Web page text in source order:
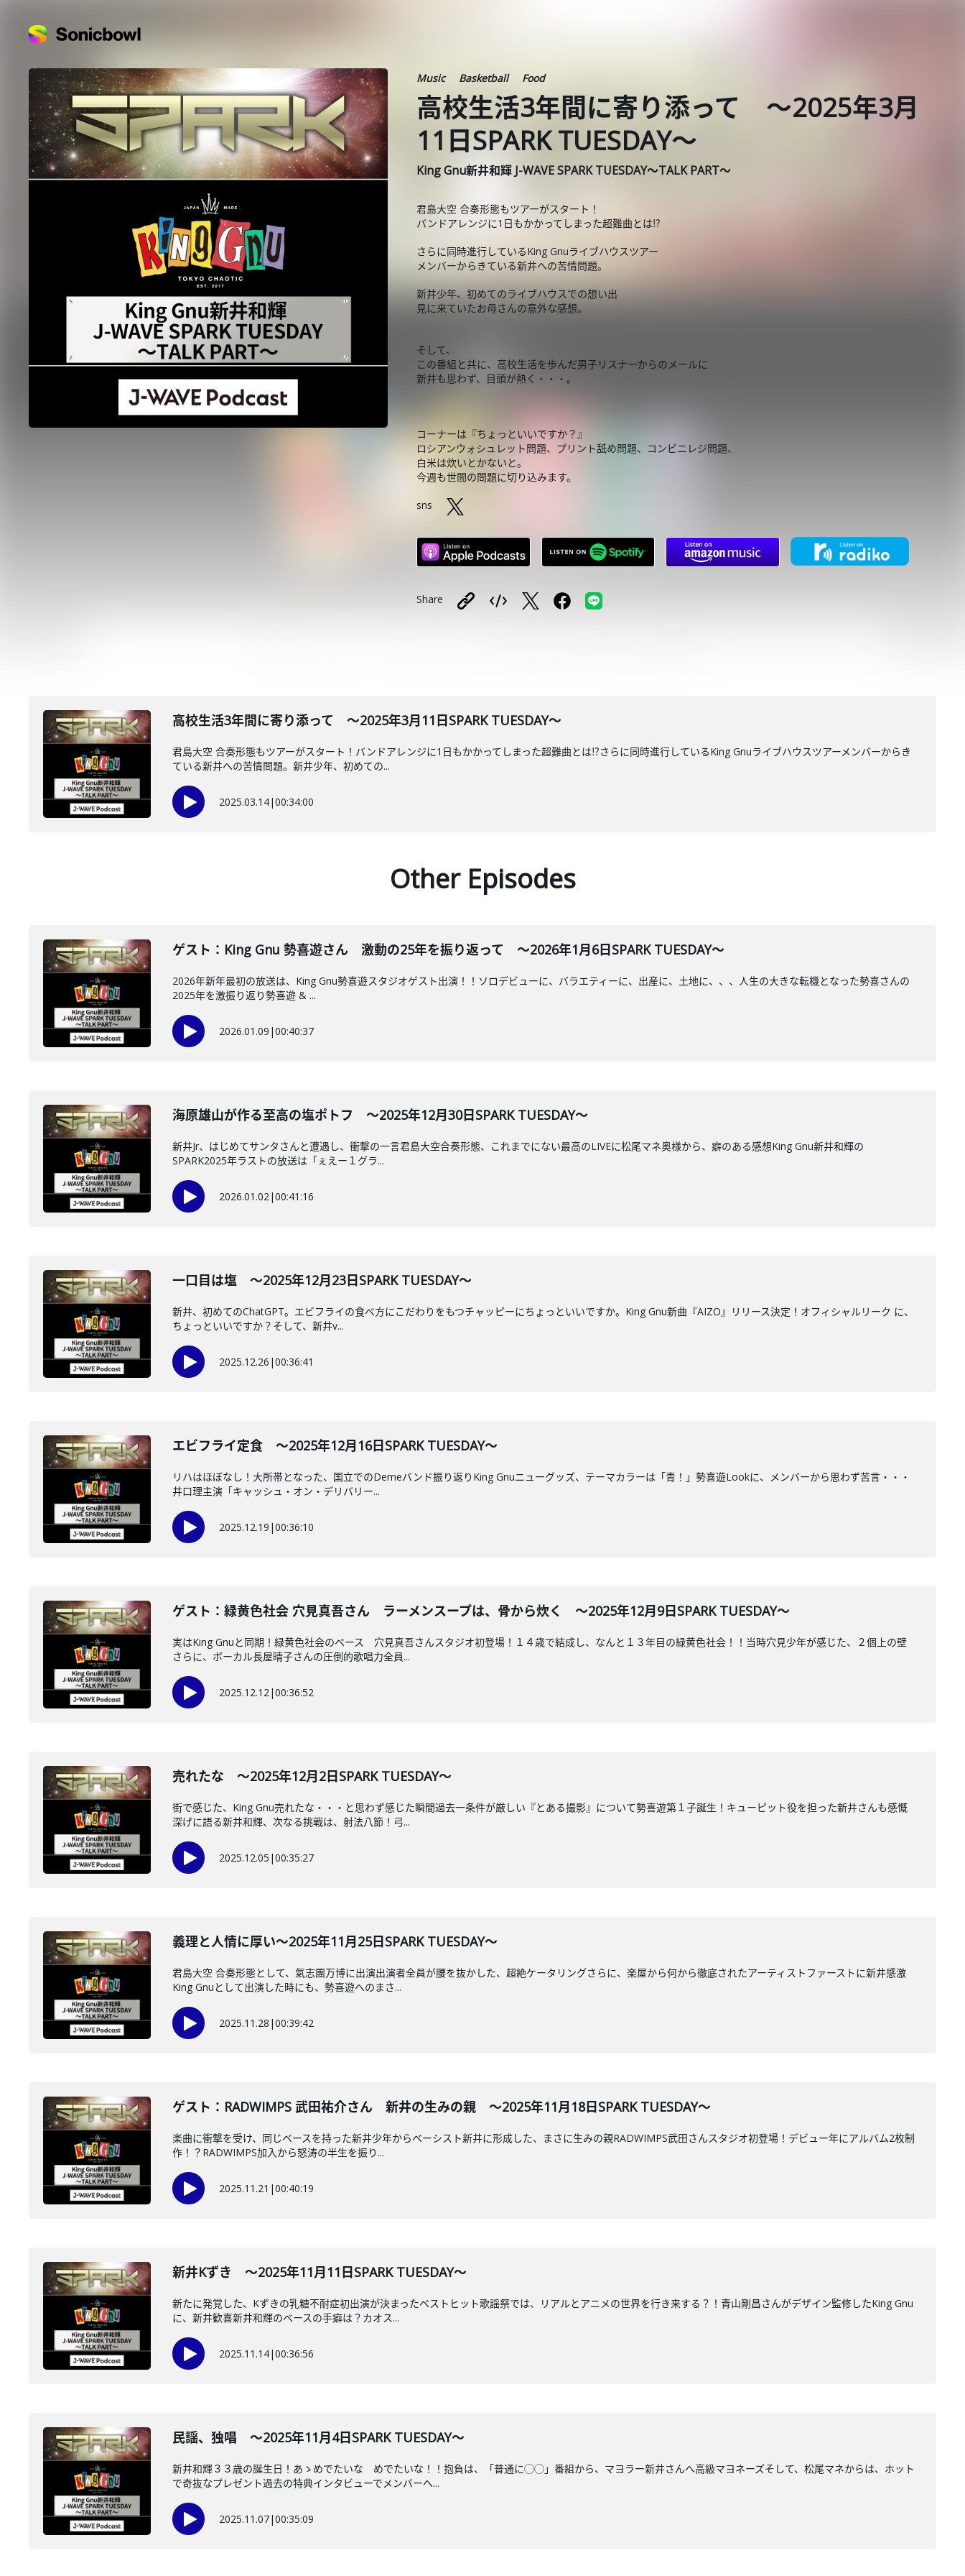
Music Basketball Food
高校生活3年間に寄り添って ～2025年3月
11日SPARK TUESDAY～
King Gnu新井和輝 J-WAVE SPARK TUESDAY～TALK PART～
君島大空 合奏形態もツアーがスタート！
バンドアレンジに1日もかかってしまった超難曲とは⁉
さらに同時進行しているKing Gnuライブハウスツアー
メンバーからきている新井への苦情問題。
新井少年、初めてのライブハウスでの想い出
見に来ていたお母さんの意外な感想。
そして、
この番組と共に、高校生活を歩んだ男子リスナーからのメールに
新井も思わず、目頭が熱く・・・。
コーナーは『ちょっといいですか？』
ロシアンウォシュレット問題、プリント舐め問題、コンビニレジ問題、
白米は炊いとかないと。
今週も世間の問題に切り込みます。
sns
Share
高校生活3年間に寄り添って ～2025年3月11日SPARK TUESDAY～
君島大空 合奏形態もツアーがスタート！バンドアレンジに1日もかかってしまった超難曲とは⁉さらに同時進行しているKing Gnuライブハウスツアーメンバーからき
ている新井への苦情問題。新井少年、初めての...
2025.03.14|00:34:00
Other Episodes
ゲスト：King Gnu 勢喜遊さん 激動の25年を振り返って ～2026年1月6日SPARK TUESDAY～
2026年新年最初の放送は、King Gnu勢喜遊スタジオゲスト出演！！ソロデビューに、バラエティーに、出産に、土地に、、、人生の大きな転機となった勢喜さんの
2025年を激振り返り勢喜遊 & ...
2026.01.09 |00:40:37
海原雄山が作る至高の塩ポトフ ～2025年12月30日SPARK TUESDAY～
新井Jr、はじめてサンタさんと遭遇し、衝撃の一言君島大空合奏形態、これまでにない最高のLIVEに松尾マネ奥様から、癖のある感想King Gnu新井和輝の
SPARK2025年ラストの放送は「ぇえー１グラ...
2026.01.02|00:41:16
一口目は塩 ～2025年12月23日SPARK TUESDAY～
新井、初めてのChatGPT。エビフライの食べ方にこだわりをもつチャッピーにちょっといいですか。King Gnu新曲『AIZO』リリース決定！オフィシャルリーク に、
ちょっといいですか？そして、新井v...
2025.12.26 |00:36:41
エビフライ定食 ～2025年12月16日SPARK TUESDAY～
リハはほぼなし！大所帯となった、国立でのDemeバンド振り返りKing Gnuニューグッズ、テーマカラーは「青！」勢喜遊Lookに、メンバーから思わず苦言・・・
井口理主演「キャッシュ・オン・デリバリー...
2025.12.19 |00:36:10
ゲスト：緑黄色社会 穴見真吾さん ラーメンスープは、骨から炊く ～2025年12月9日SPARK TUESDAY～
実はKing Gnuと同期！緑黄色社会のベース 穴見真吾さんスタジオ初登場！１４歳で結成し、なんと１３年目の緑黄色社会！！当時穴見少年が感じた、２個上の壁
さらに、ボーカル長屋晴子さんの圧倒的歌唱力全員...
2025.12.12|00:36:52
売れたな ～2025年12月2日SPARK TUESDAY～
街で感じた、King Gnu売れたな・・・と思わず感じた瞬間過去一条件が厳しい『とある撮影』について勢喜遊第１子誕生！キューピット役を担った新井さんも感慨
深げに語る新井和輝、次なる挑戦は、射法八節！弓...
2025.12.05 |00:35:27
義理と人情に厚い～2025年11月25日SPARK TUESDAY～
君島大空 合奏形態として、氣志團万博に出演出演者全員が腰を抜かした、超絶ケータリングさらに、楽屋から何から徹底されたアーティストファーストに新井感激
King Gnuとして出演した時にも、勢喜遊へのまさ...
2025.11.28 |00:39:42
ゲスト：RADWIMPS 武田祐介さん 新井の生みの親 ～2025年11月18日SPARK TUESDAY～
楽曲に衝撃を受け、同じベースを持った新井少年からベーシスト新井に形成した、まさに生みの親RADWIMPS武田さんスタジオ初登場！デビュー年にアルバム2枚制
作！？RADWIMPS加入から怒涛の半生を振り...
2025.11.21 |00:40:19
新井Kずき ～2025年11月11日SPARK TUESDAY～
新たに発覚した、Kずきの乳糖不耐症初出演が決まったベストヒット歌謡祭では、リアルとアニメの世界を行き来する？！青山剛昌さんがデザイン監修したKing Gnu
に、新井歓喜新井和輝のベースの手癖は？カオス...
2025.11.14|00:36:56
民謡、独唱 ～2025年11月4日SPARK TUESDAY～
新井和輝３３歳の誕生日！あゝめでたいな めでたいな！！抱負は、「普通に◯◯」番組から、マヨラー新井さんへ高級マヨネーズそして、松尾マネからは、ホット
で奇抜なプレゼント過去の特典インタビューでメンバーへ...
2025.11.07|00:35:09